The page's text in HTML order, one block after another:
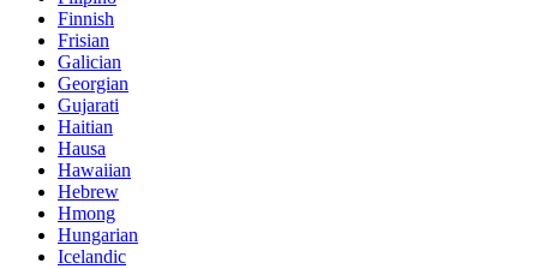
Finnish
Frisian
Galician
Georgian
Gujarati
Haitian
Hausa
Hawaiian
Hebrew
Hmong
Hungarian
Icelandic